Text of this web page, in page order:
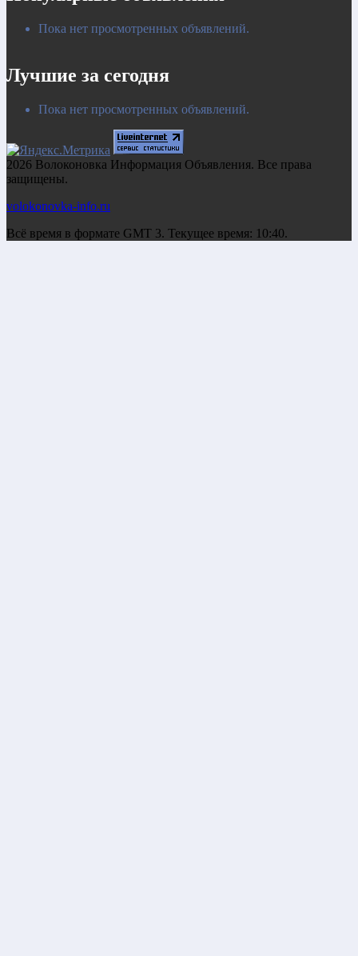
Пока нет просмотренных объявлений.
Лучшие за сегодня
Пока нет просмотренных объявлений.
2026 Волоконовка Информация Объявления. Все права
защищены.
volokonovka-info.ru
Всё время в формате GMT 3. Текущее время: 10:40.